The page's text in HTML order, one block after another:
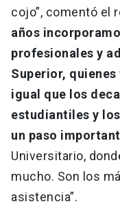
cojo”, comentó el
años
profesionales y
Superior,
igual que los
estudiantiles y
un paso
Universitario,
mucho. Son los
asistencia”.